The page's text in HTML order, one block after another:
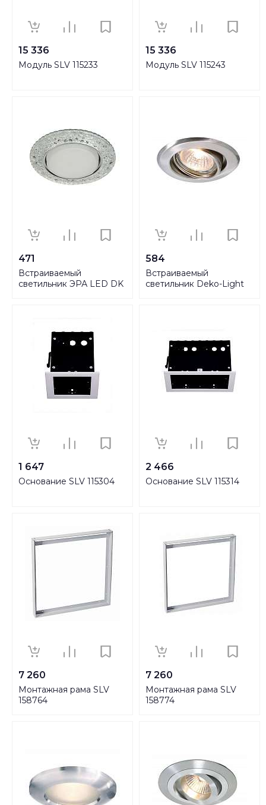
15 336
Модуль SLV 115233
15 336
Модуль SLV 115243
471
Встраиваемый
светильник ЭРА LED DK
584
Встраиваемый
светильник Deko-Light
1 647
Основание SLV 115304
2 466
Основание SLV 115314
7 260
Монтажная рама SLV
158764
7 260
Монтажная рама SLV
158774